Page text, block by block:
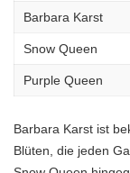
Barbara Karst
Snow Queen
Purple Queen
Barbara Karst ist
Blüten, die jeden